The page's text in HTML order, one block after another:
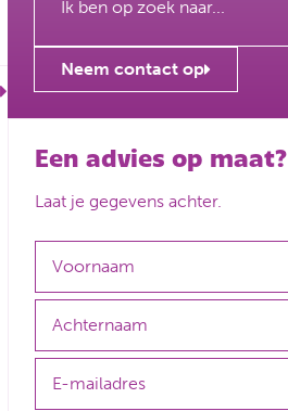
Neem contact op
Een advies op maat?
Laat je gegevens achter.